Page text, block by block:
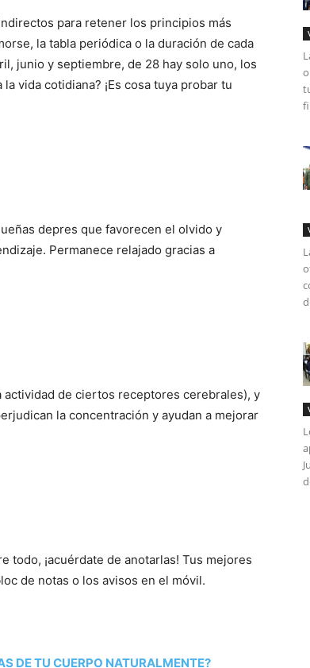
para retener los principios más
la tabla periódica o la duración de cada
junio y septiembre, de 28 hay solo uno, los
vida cotidiana? ¡Es cosa tuya probar tu
depres que favorecen el olvido y
Permanece relajado gracias a
actividad de ciertos receptores cerebrales), y
la concentración y ayudan a mejorar
todo, ¡acuérdate de anotarlas! Tus mejores
de notas o los avisos en el móvil.
DE TU CUERPO NATURALMENTE?